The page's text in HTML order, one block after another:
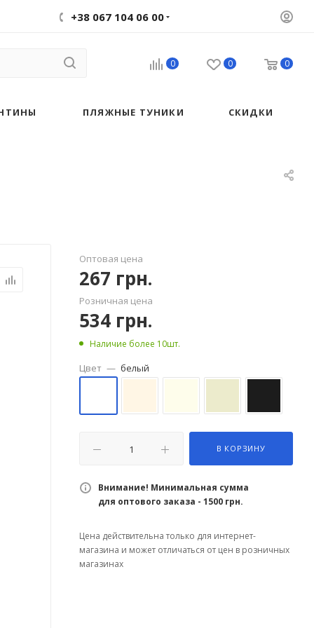
+38 067 104 06 00
0 0 0
ПЛЯЖНЫЕ ТУНИКИ СКИДКИ
Оптовая цена
267 грн.
Розничная цена
534 грн.
Наличие более 10шт.
Цвет — белый
В КОРЗИНУ
Внимание! Минимальная сумма
для оптового заказа - 1500 грн.
Цена действительна только для интернет-
магазина и может отличаться от цен в розничных
магазинах